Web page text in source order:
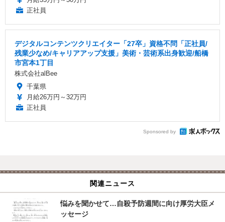
正社員
デジタルコンテンツクリエイター「27卒」資格不問「正社員/
残業少なめ/キャリアアップ支援」美術・芸術系出身歓迎/船橋
市宮本1丁目
株式会社alBee
千葉県
月給26万円～32万円
正社員
Sponsored by
関連ニュース
悩みを聞かせて…自殺予防週間に向け厚労大臣メ
ッセージ